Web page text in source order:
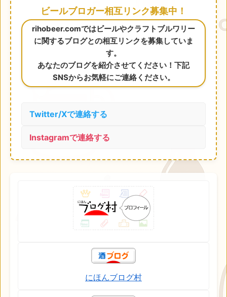
ビールブロガー相互リンク募集中！
rihobeer.comではビールやクラフトブルワリー
に関するブログとの相互リンクを募集していま
す。
あなたのブログを紹介させてください！下記
SNSからお気軽にご連絡ください。
Twitter/Xで連絡する
Instagramで連絡する
にほんブログ村